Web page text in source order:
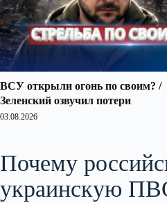
ВСУ открыли огонь по своим? /
Зеленский озвучил потери
03.08.2026
Почему
украинскую